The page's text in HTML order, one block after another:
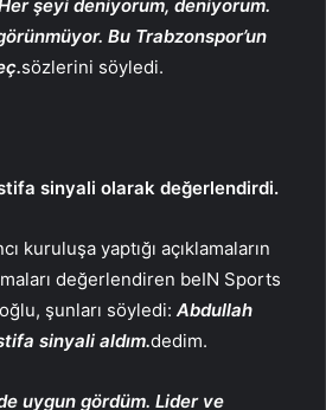
şeyi deniyorum, deniyorum.
Bu Trabzonspor’un
sözlerini söyledi.
sinyali olarak değerlendirdi.
kuruluşa yaptığı açıklamaların
değerlendiren beIN Sports
şunları söyledi: Abdullah
sinyali aldım.dedim.
uygun gördüm. Lider ve